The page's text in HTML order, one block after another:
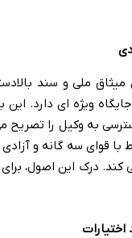
میثاق ملی و سند
جایگاه ویژه ای دارد.
به وکیل را تصریح
با قوای سه گانه و
کند. درک این اصول،